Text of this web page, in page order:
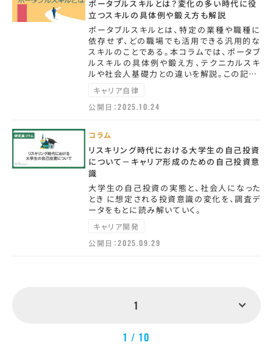
ポータブルスキルとは？変化の多い時代に役
立つスキルの具体例や鍛え方も解説
ポータブルスキルとは、特定の業種や職種に
依存せず、どの職場でも活用できる汎用的な
スキルのことである。本コラムでは、ポータブ
ルスキルの具体例や鍛え方、テクニカルスキ
ルや社会人基礎力との違いを解説。この記…
キャリア自律
公開日：2025.10.24
コラム
リスキリング時代における大学生の自己投資
について－キャリア形成のための自己投資意
識
大学生の自己投資の実態と、社会人になった
とき に想定される投資意識の変化を、調査デ
ータをもとに読み解いていく。
キャリア開発
公開日：2025.09.29
1
1 / 10